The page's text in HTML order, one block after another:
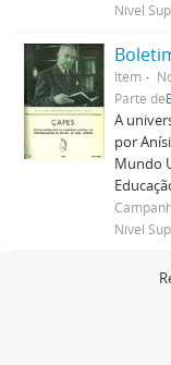
Nível
Item
Parte de
A
por
Mundo
Nível